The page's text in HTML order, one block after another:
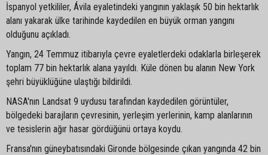
İspanyol yetkililer, Ávila eyaletindeki yangının yaklaşık 50 bin hektarlık
alanı yakarak ülke tarihinde kaydedilen en büyük orman yangını
olduğunu açıkladı.
Yangın, 24 Temmuz itibarıyla çevre eyaletlerdeki odaklarla birleşerek
toplam 77 bin hektarlık alana yayıldı. Küle dönen bu alanın New York
şehri büyüklüğüne ulaştığı bildirildi.
NASA'nın Landsat 9 uydusu tarafından kaydedilen görüntüler,
bölgedeki barajların çevresinin, yerleşim yerlerinin, kamp alanlarının
ve tesislerin ağır hasar gördüğünü ortaya koydu.
Fransa'nın güneybatısındaki Gironde bölgesinde çıkan yangında 42 bin